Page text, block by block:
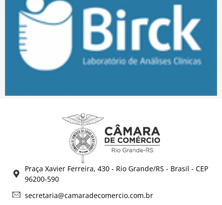
Praça Xavier Ferreira, 430 - Rio Grande/RS - Brasil - CEP
96200-590
secretaria@camaradecomercio.com.br